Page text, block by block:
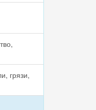
грязи,